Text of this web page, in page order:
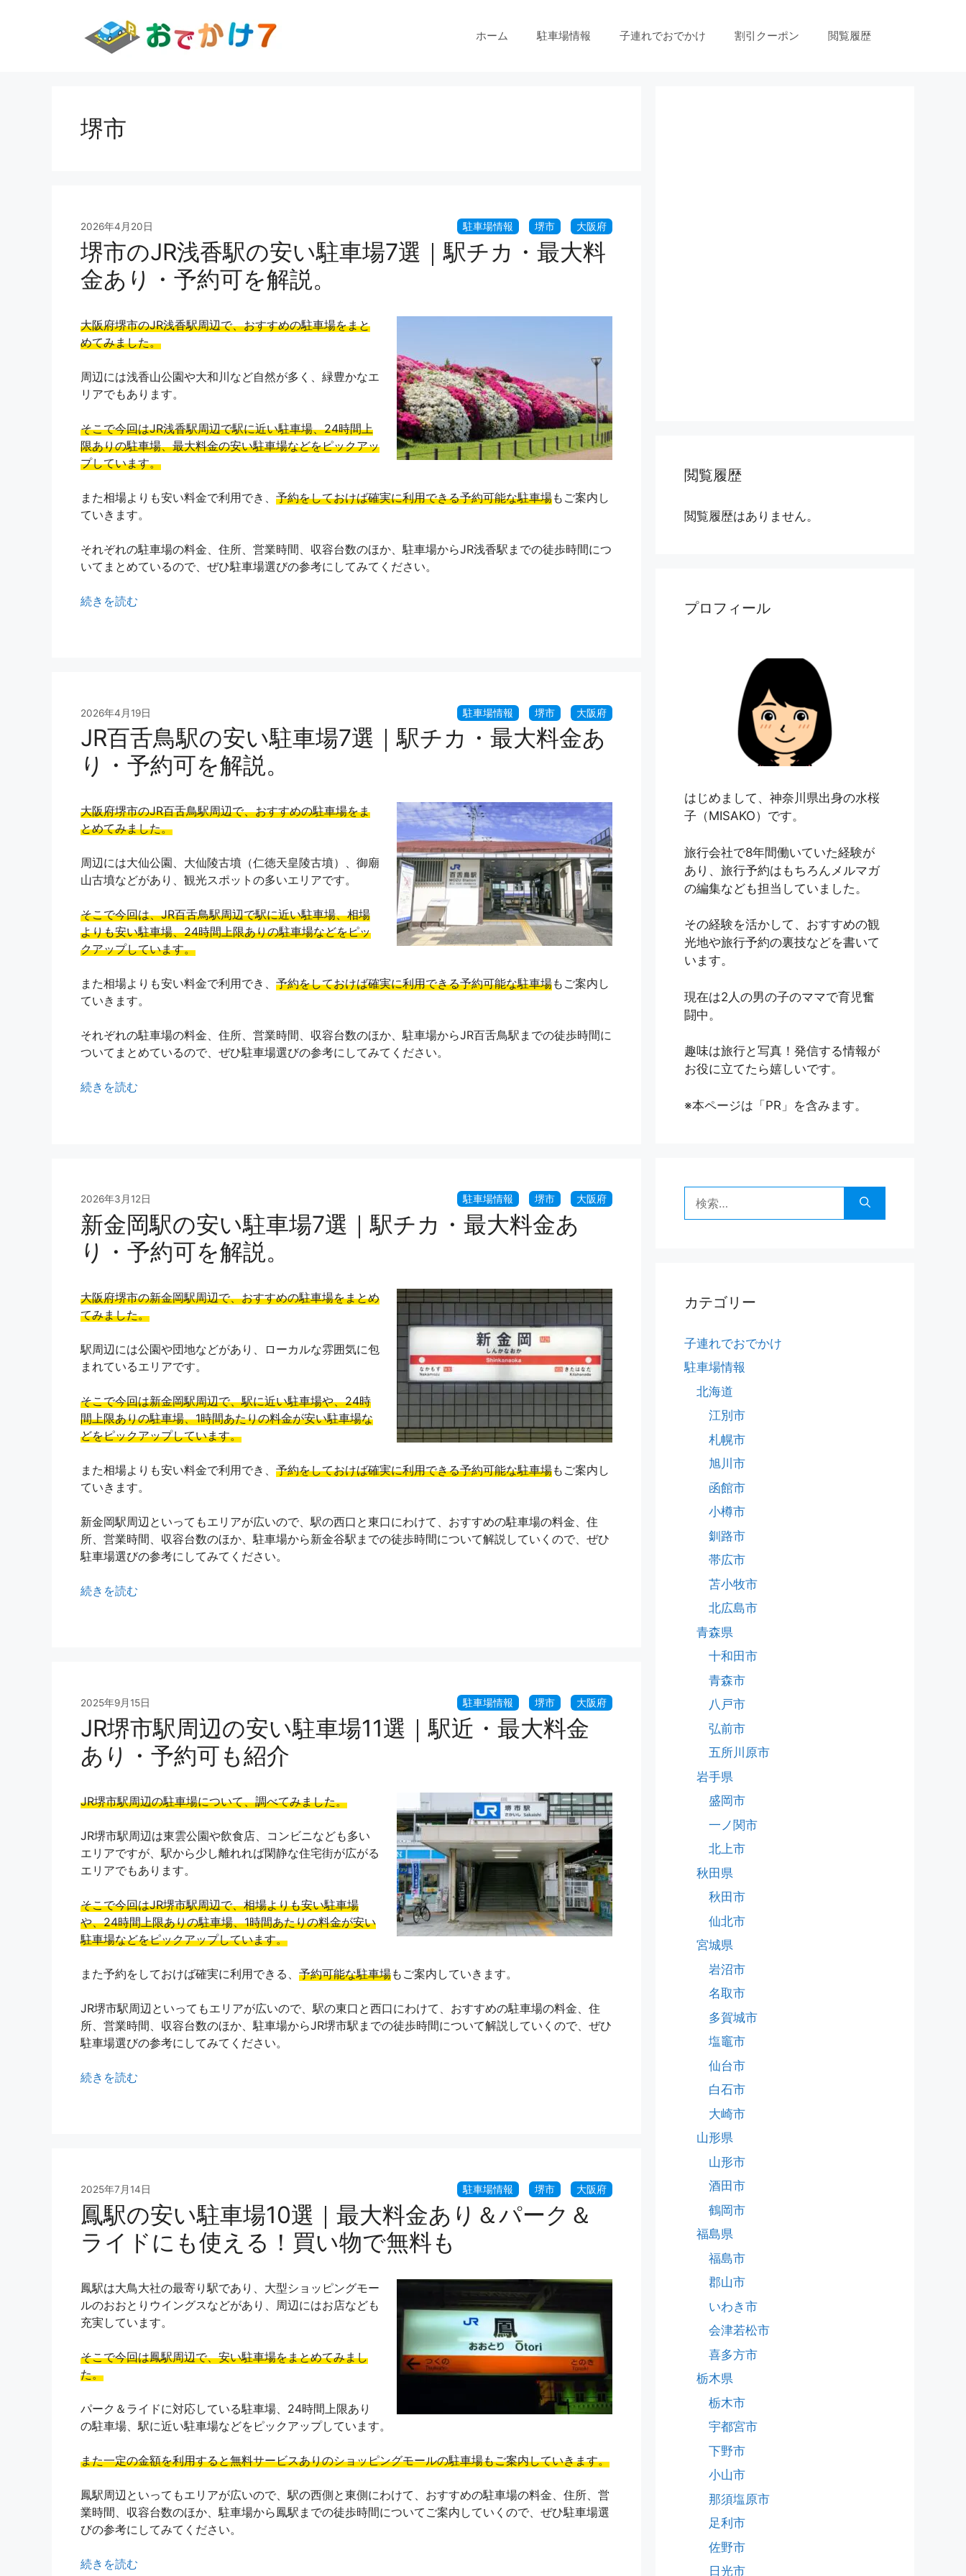
ホーム 駐車場情報 子連れでおでかけ 割引クーポン 閲覧履歴
堺市
2026年4月20日
堺市のJR浅香駅の安い駐車場7選｜駅チカ・最大料
金あり・予約可を解説。
大阪府堺市のJR浅香駅周辺で、おすすめの駐車場をまと
めてみました。
周辺には浅香山公園や大和川など自然が多く、緑豊かなエ
リアでもあります。
そこで今回はJR浅香駅周辺で駅に近い駐車場、24時間上
限ありの駐車場、最大料金の安い駐車場などをピックアッ
プしています。
また相場よりも安い料金で利用でき、 予約をしておけば確実に利用できる予約可能な駐車場もご案内し
ていきます。
それぞれの駐車場の料金、住所、営業時間、収容台数のほか、駐車場からJR浅香駅までの徒歩時間につ
いてまとめているので、ぜひ駐車場選びの参考にしてみてください。
続きを読む
2026年4月19日
JR百舌鳥駅の安い駐車場7選｜駅チカ・最大料金あ
り・予約可を解説。
大阪府堺市のJR百舌鳥駅周辺で、おすすめの駐車場をま
とめてみました。
周辺には大仙公園、大仙陵古墳（仁徳天皇陵古墳）、御廟
山古墳などがあり、観光スポットの多いエリアです。
そこで今回は、JR百舌鳥駅周辺で駅に近い駐車場、相場
よりも安い駐車場、24時間上限ありの駐車場などをピッ
クアップしています。
また相場よりも安い料金で利用でき、 予約をしておけば確実に利用できる予約可能な駐車場もご案内し
ていきます。
それぞれの駐車場の料金、住所、営業時間、収容台数のほか、駐車場からJR百舌鳥駅までの徒歩時間に
ついてまとめているので、ぜひ駐車場選びの参考にしてみてください。
続きを読む
2026年3月12日
新金岡駅の安い駐車場7選｜駅チカ・最大料金あ
り・予約可を解説。
大阪府堺市の新金岡駅周辺で、おすすめの駐車場をまとめ
てみました。
駅周辺には公園や団地などがあり、ローカルな雰囲気に包
まれているエリアです。
そこで今回は新金岡駅周辺で、駅に近い駐車場や、24時
間上限ありの駐車場、1時間あたりの料金が安い駐車場な
どをピックアップしています。
また相場よりも安い料金で利用でき、 予約をしておけば確実に利用できる予約可能な駐車場もご案内し
ていきます。
新金岡駅周辺といってもエリアが広いので、駅の西口と東口にわけて、おすすめの駐車場の料金、住
所、営業時間、収容台数のほか、駐車場から新金谷駅までの徒歩時間について解説していくので、ぜひ
駐車場選びの参考にしてみてください。
続きを読む
2025年9月15日
JR堺市駅周辺の安い駐車場11選｜駅近・最大料金
あり・予約可も紹介
JR堺市駅周辺の駐車場について、調べてみました。
JR堺市駅周辺は東雲公園や飲食店、コンビニなども多い
エリアですが、駅から少し離れれば閑静な住宅街が広がる
エリアでもあります。
そこで今回はJR堺市駅周辺で、相場よりも安い駐車場
や、24時間上限ありの駐車場、1時間あたりの料金が安い
駐車場などをピックアップしています。
また予約をしておけば確実に利用できる、 予約可能な駐車場もご案内していきます。
JR堺市駅周辺といってもエリアが広いので、駅の東口と西口にわけて、おすすめの駐車場の料金、住
所、営業時間、収容台数のほか、駐車場からJR堺市駅までの徒歩時間について解説していくので、ぜひ
駐車場選びの参考にしてみてください。
続きを読む
2025年7月14日
鳳駅の安い駐車場10選｜最大料金あり＆パーク＆
ライドにも使える！買い物で無料も
鳳駅は大鳥大社の最寄り駅であり、大型ショッピングモー
ルのおおとりウイングスなどがあり、周辺にはお店なども
充実しています。
そこで今回は鳳駅周辺で、安い駐車場をまとめてみまし
た。
パーク＆ライドに対応している駐車場、24時間上限あり
の駐車場、駅に近い駐車場などをピックアップしています。
また一定の金額を利用すると無料サービスありのショッピングモールの駐車場もご案内していきます。
鳳駅周辺といってもエリアが広いので、駅の西側と東側にわけて、おすすめの駐車場の料金、住所、営
業時間、収容台数のほか、駐車場から鳳駅までの徒歩時間についてご案内していくので、ぜひ駐車場選
びの参考にしてみてください。
続きを読む
閲覧履歴
閲覧履歴はありません。
プロフィール
はじめまして、神奈川県出身の水桜
子（MISAKO）です。
旅行会社で8年間働いていた経験が
あり、旅行予約はもちろんメルマガ
の編集なども担当していました。
その経験を活かして、おすすめの観
光地や旅行予約の裏技などを書いて
います。
現在は2人の男の子のママで育児奮
闘中。
趣味は旅行と写真！発信する情報が
お役に立てたら嬉しいです。
※本ページは「PR」を含みます。
索:
カテゴリー
子連れでおでかけ
駐車場情報
北海道
江別市
札幌市
旭川市
函館市
小樽市
釧路市
帯広市
苫小牧市
北広島市
青森県
十和田市
青森市
八戸市
弘前市
五所川原市
岩手県
盛岡市
一ノ関市
北上市
秋田県
秋田市
仙北市
宮城県
岩沼市
名取市
多賀城市
塩竈市
仙台市
白石市
大崎市
山形県
山形市
酒田市
鶴岡市
福島県
福島市
郡山市
いわき市
会津若松市
喜多方市
栃木県
栃木市
宇都宮市
下野市
小山市
那須塩原市
足利市
佐野市
日光市